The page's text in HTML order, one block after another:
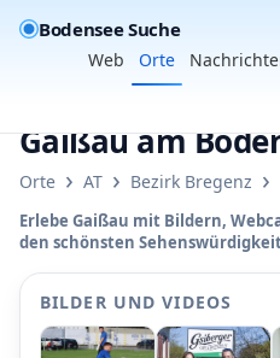
Bodensee Suche
Web Orte
Gaißau am
Orte › AT › Bezirk Bregenz ›
Erlebe Gaißau mit Bildern,
den schönsten
BILDER UND VIDEOS